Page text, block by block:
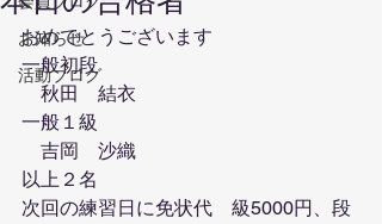
お知らせ
活動ブログ
おめでとうございます
一般初段
秋田　結衣
一般１級
吉岡　沙織
以上２名
次回の練習日に免状代　級5000円、段